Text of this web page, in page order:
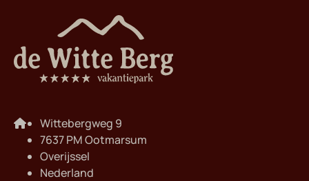
Wittebergweg 9
7637 PM Ootmarsum
Overijssel
Nederland